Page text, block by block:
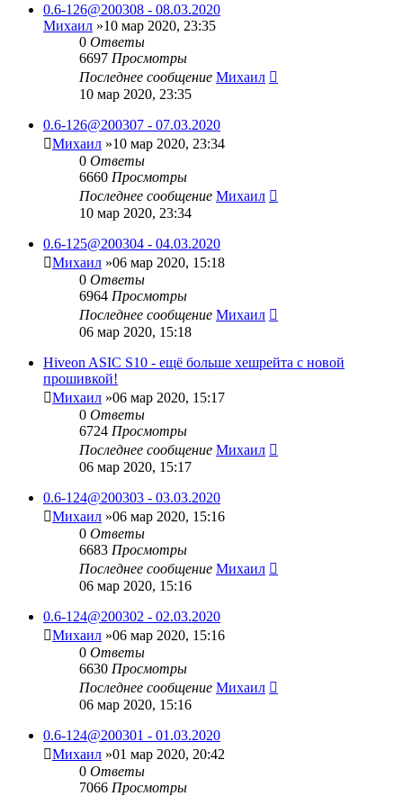
0.6-126@200308 - 08.03.2020
Михаил »10 мар 2020, 23:35
0 Ответы
6697 Просмотры
Последнее сообщение Михаил
10 мар 2020, 23:35
0.6-126@200307 - 07.03.2020
Михаил »10 мар 2020, 23:34
0 Ответы
6660 Просмотры
Последнее сообщение Михаил
10 мар 2020, 23:34
0.6-125@200304 - 04.03.2020
Михаил »06 мар 2020, 15:18
0 Ответы
6964 Просмотры
Последнее сообщение Михаил
06 мар 2020, 15:18
Hiveon ASIC S10 - ещё больше хешрейта с новой
прошивкой!
Михаил »06 мар 2020, 15:17
0 Ответы
6724 Просмотры
Последнее сообщение Михаил
06 мар 2020, 15:17
0.6-124@200303 - 03.03.2020
Михаил »06 мар 2020, 15:16
0 Ответы
6683 Просмотры
Последнее сообщение Михаил
06 мар 2020, 15:16
0.6-124@200302 - 02.03.2020
Михаил »06 мар 2020, 15:16
0 Ответы
6630 Просмотры
Последнее сообщение Михаил
06 мар 2020, 15:16
0.6-124@200301 - 01.03.2020
Михаил »01 мар 2020, 20:42
0 Ответы
7066 Просмотры